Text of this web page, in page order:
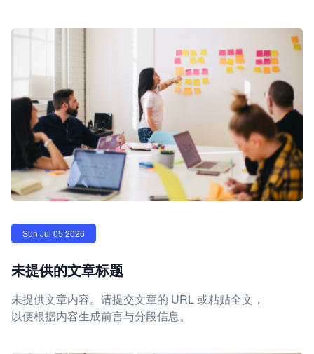
Sun Jul 05 2026
未提供的文章标题
未提供文章内容。请提交文章的 URL 或粘贴全文，
以便根据内容生成前言与分段信息。